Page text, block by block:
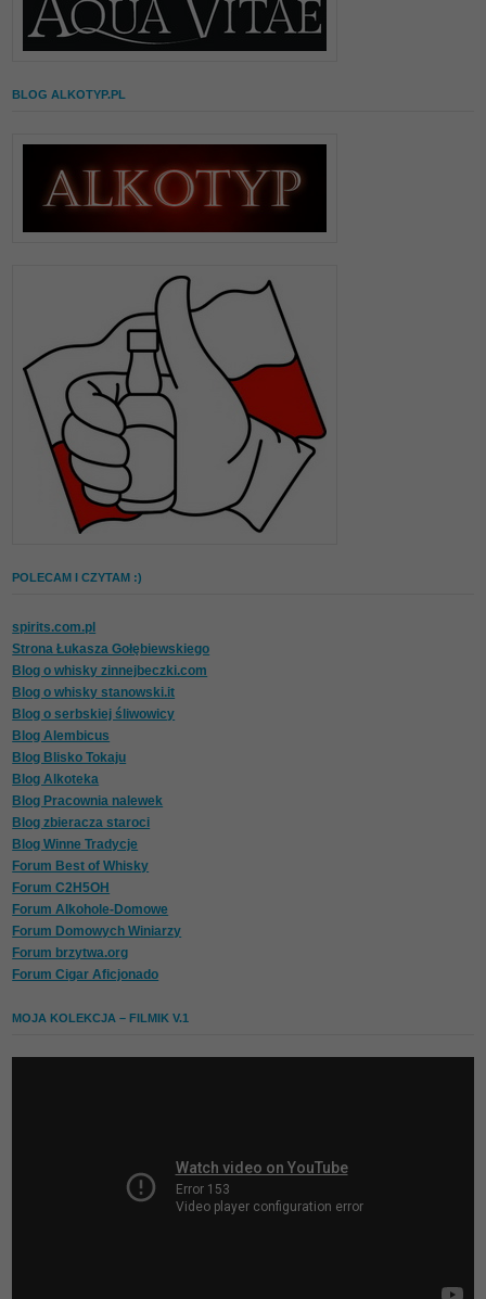
BLOG ALKOTYP.PL
POLECAM I CZYTAM :)
spirits.com.pl
Strona Łukasza Gołębiewskiego
Blog o whisky zinnejbeczki.com
Blog o whisky stanowski.it
Blog o serbskiej śliwowicy
Blog Alembicus
Blog Blisko Tokaju
Blog Alkoteka
Blog Pracownia nalewek
Blog zbieracza staroci
Blog Winne Tradycje
Forum Best of Whisky
Forum C2H5OH
Forum Alkohole-Domowe
Forum Domowych Winiarzy
Forum brzytwa.org
Forum Cigar Aficjonado
MOJA KOLEKCJA – FILMIK V.1